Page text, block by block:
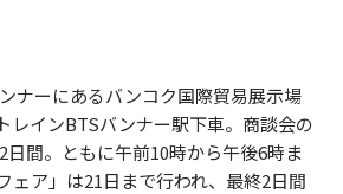
ナーにあるバンコク国際貿易展示場
レインBTSバンナー駅下車。商談会の
日間。ともに午前10時から午後6時ま
ェア」は21日まで行われ、最終2日間